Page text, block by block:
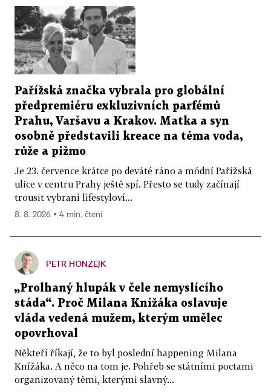
Pařížská značka vybrala pro globální
předpremiéru exkluzivních parfémů
Prahu, Varšavu a Krakov. Matka a syn
osobně představili kreace na téma voda,
růže a pižmo
Je 23. července krátce po deváté ráno a módní Pařížská
ulice v centru Prahy ještě spí. Přesto se tudy začínají
trousit vybraní lifestyloví...
8. 8. 2026 ▪ 4 min. čtení
PETR HONZEJK
„Prolhaný hlupák v čele nemyslícího
stáda“. Proč Milana Knížáka oslavuje
vláda vedená mužem, kterým umělec
opovrhoval
Někteří říkají, že to byl poslední happening Milana
Knížáka. A něco na tom je. Pohřeb se státními poctami
organizovaný těmi, kterými slavný...